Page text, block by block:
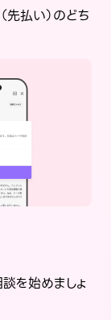
先払い）のどち
を始めましょ